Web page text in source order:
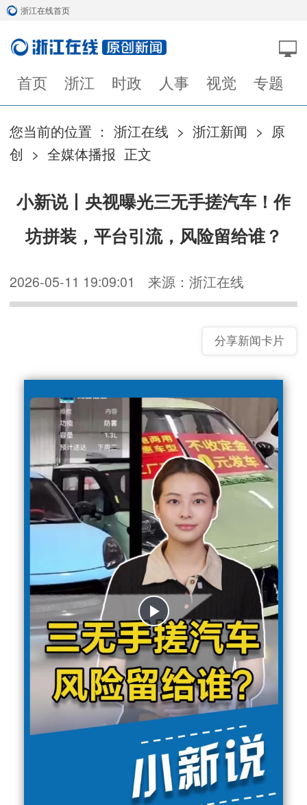
浙江在线首页
首页 浙江 时政 人事 视觉 专题
您当前的位置 ： 浙江在线 > 浙江新闻 > 原
创 > 全媒体播报 正文
小新说丨央视曝光三无手搓汽车！作
坊拼装，平台引流，风险留给谁？
2026-05-11 19:09:01 来源：浙江在线
分享新闻卡片